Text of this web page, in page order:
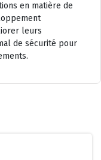
en matière de
leurs
de sécurité pour